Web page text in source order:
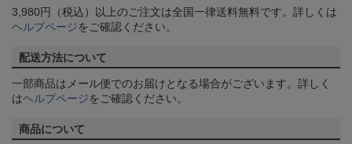
3,980円（税込）以上のご注文は全国一律送料無料です。詳しくは
ヘルプページをご確認ください。
配送方法について
一部商品はメール便でのお届けとなる場合がございます。詳しく
はヘルプページをご確認ください。
商品について